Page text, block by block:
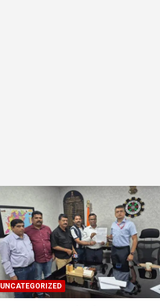
UNCATEGORIZED